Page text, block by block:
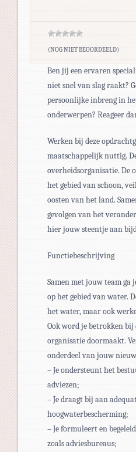
(NOG NIET BEOORDEELD)
Ben jij een ervaren
niet snel van slag raakt?
persoonlijke inbreng in
onderwerpen? Reageer
Werken bij deze
maatschappelijk nuttig.
overheidsorganisatie. De
het gebied van schoon,
oosten van het land.
gevolgen van het
hier jouw steentje aan
Functiebeschrijving
Samen met jouw team ga
op het gebied van water.
het water, maar ook
Ook word je betrokken
organisatie doormaakt.
onderdeel van jouw
– Je ondersteunt het
adviezen;
– Je draagt bij aan
hoogwaterbescherming;
– Je formuleert en
zoals adviesbureaus;